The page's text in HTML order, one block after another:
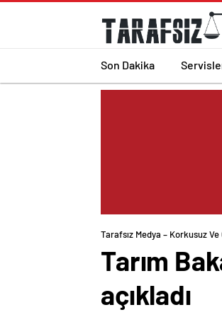
Son Dakika
Tarafsız Medya – Korkusuz
Tarım
açıkladı